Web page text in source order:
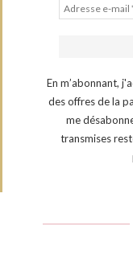
En m’abonnant,
des offres de la
me
transmises